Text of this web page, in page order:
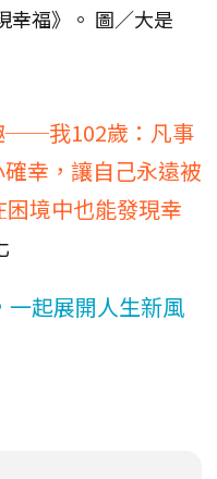
幸福》。 圖／大是
──我102歲：凡事
幸，讓自己永遠被
境中也能發現幸
一起展開人生新風